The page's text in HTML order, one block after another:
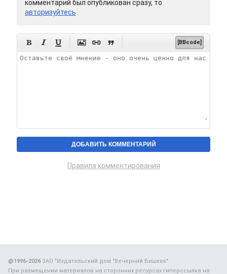
комментарий был опубликован сразу, то
авторизуйтесь
      [BBcode]
Правила комментирования
@1996-2026ЗАО "Издательский дом "Вечерний Бишкек"
При размещении материалов на сторонних ресурсах гиперссылка на